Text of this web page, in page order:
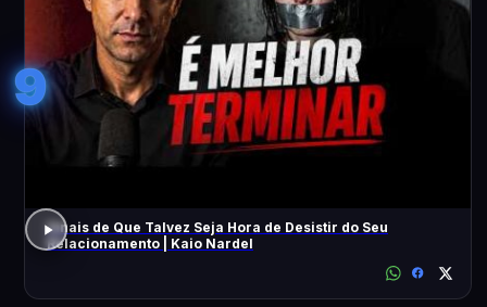
9
Sinais de Que Talvez Seja Hora de Desistir do Seu
Relacionamento | Kaio Nardel